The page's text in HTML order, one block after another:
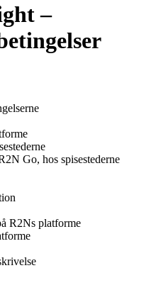
–
Go, hos spisestederne
R2Ns platforme